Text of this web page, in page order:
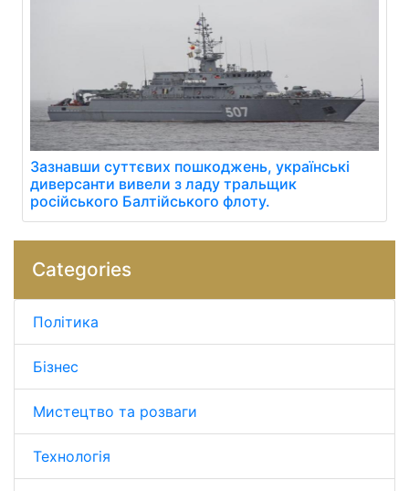
Зазнавши суттєвих пошкоджень, українські
диверсанти вивели з ладу тральщик
російського Балтійського флоту.
Categories
Політика
Бізнес
Мистецтво та розваги
Технологія